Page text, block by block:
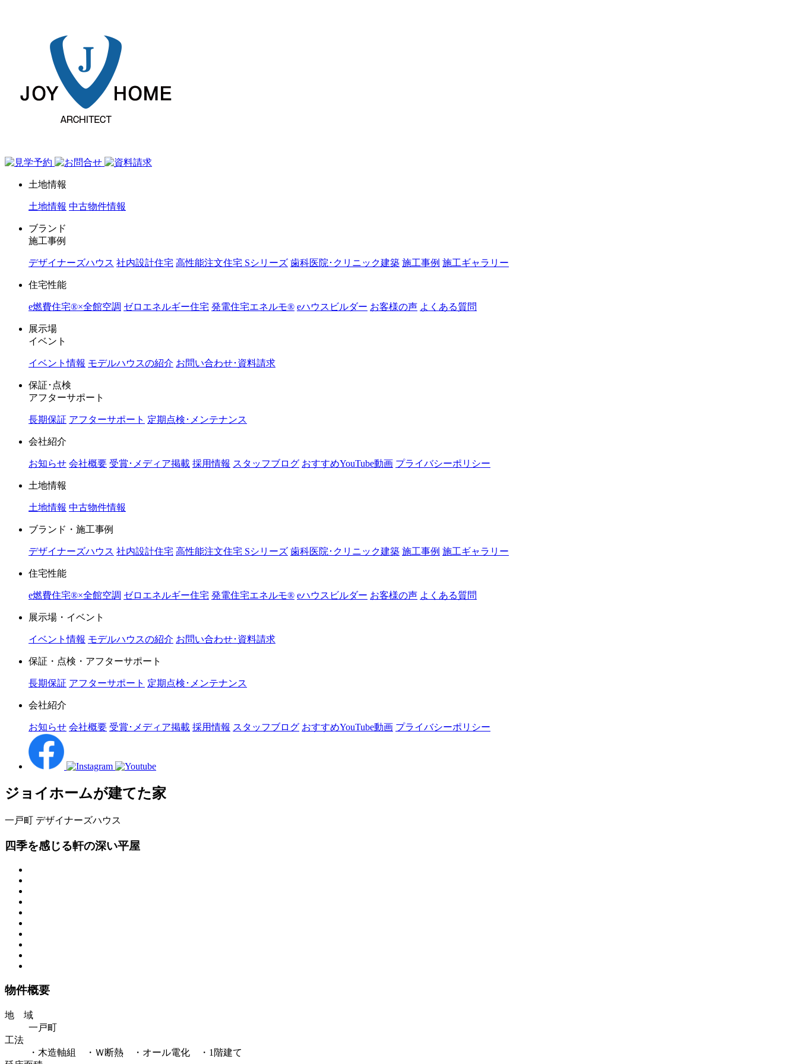
土地情報
土地情報 中古物件情報
ブランド
施工事例
デザイナーズハウス 社内設計住宅 高性能注文住宅 Sシリーズ 歯科医院･クリニック建築 施工事例 施工ギャラリー
住宅性能
e燃費住宅®︎×全館空調 ゼロエネルギー住宅 発電住宅エネルモ®︎ eハウスビルダー お客様の声 よくある質問
展示場
イベント
イベント情報 モデルハウスの紹介 お問い合わせ･資料請求
保証･点検
アフターサポート
長期保証 アフターサポート 定期点検･メンテナンス
会社紹介
お知らせ 会社概要 受賞･メディア掲載 採用情報 スタッフブログ おすすめYouTube動画 プライバシーポリシー
土地情報
土地情報 中古物件情報
ブランド・施工事例
デザイナーズハウス 社内設計住宅 高性能注文住宅 Sシリーズ 歯科医院･クリニック建築 施工事例 施工ギャラリー
住宅性能
e燃費住宅®︎×全館空調 ゼロエネルギー住宅 発電住宅エネルモ®︎ eハウスビルダー お客様の声 よくある質問
展示場・イベント
イベント情報 モデルハウスの紹介 お問い合わせ･資料請求
保証・点検・アフターサポート
長期保証 アフターサポート 定期点検･メンテナンス
会社紹介
お知らせ 会社概要 受賞･メディア掲載 採用情報 スタッフブログ おすすめYouTube動画 プライバシーポリシー
ジョイホームが建てた家
一戸町 デザイナーズハウス
四季を感じる軒の深い平屋
物件概要
地 域
一戸町
工法
・木造軸組 ・Ｗ断熱 ・オール電化 ・1階建て